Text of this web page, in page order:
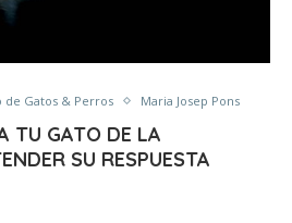
de Gatos & Perros Maria Josep Pons
TU GATO DE LA
SU RESPUESTA